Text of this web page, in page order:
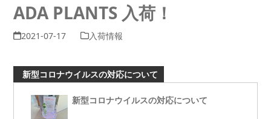
ADA PLANTS 入荷！
2021-07-17 入荷情報
新型コロナウイルスの対応について
新型コロナウイルスの対応について